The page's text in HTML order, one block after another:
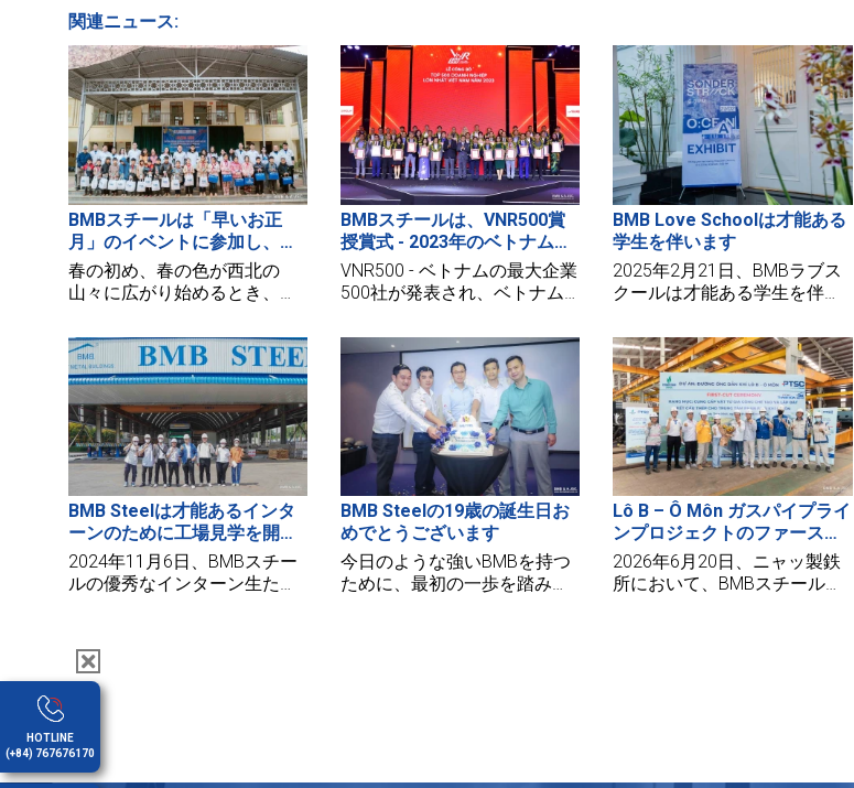
関連ニュース:
BMBスチールは「早いお正
月」のイベントに参加し、愛
を育み、未来を育てます。
春の初め、春の色が西北の
山々に広がり始めるとき、
Steel、CBC建設会社は「子供
たちに早いお正月」をムオン
バムⅡ小学校（ソンラ省）に
届けました。
BMBスチールは、VNR500賞
授賞式 - 2023年のベトナムの
最大500企業で印象的に登場
しました
VNR500 - ベトナムの最大企業
500社が発表され、ベトナム
し、国内外のビジネス契約を
通じてコミュニティに企業ブ
ランドを促進する最大の企業
を称えるためのものです。
BMB Love Schoolは才能ある
学生を伴います
2025年2月21日、BMBラブス
クールは才能ある学生を伴
プライベートアートハウスで
O:Cean展を開催しました。
BMB Steelは才能あるインタ
ーンのために工場見学を開催
しています
2024年11月6日、BMBスチー
ルの優秀なインターン生たち
た。
BMB Steelの19歳の誕生日お
めでとうございます
今日のような強いBMBを持つ
ために、最初の一歩を踏み出
Lô B – Ô Môn ガスパイプライ
ンプロジェクトのファースト
カットセレモニー：BMBスチ
ールがPTSCタンホア（ペト
ロベトナム）と共に国家の重
2026年6月20日、ニャッ製鉄
所において、BMBスチールは
関する項目が含まれます。
HOTLINE
(+84) 767676170